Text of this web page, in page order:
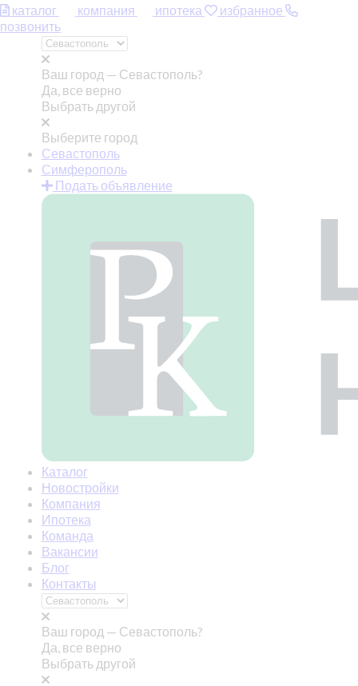
каталог компания ипотека
избранное
позвонить
Ваш город — Севастополь?
Да, все верно
Выбрать другой
Выберите город
Севастополь
Симферополь
Подать объявление
Каталог
Новостройки
Компания
Ипотека
Команда
Вакансии
Блог
Контакты
Ваш город — Севастополь?
Да, все верно
Выбрать другой